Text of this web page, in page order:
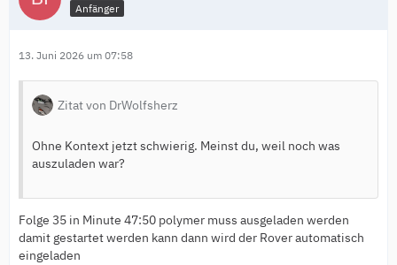
Anfänger
13. Juni 2026 um 07:58
Zitat von DrWolfsherz
Ohne Kontext jetzt schwierig. Meinst du, weil noch was
auszuladen war?
Folge 35 in Minute 47:50 polymer muss ausgeladen werden
damit gestartet werden kann dann wird der Rover automatisch
eingeladen